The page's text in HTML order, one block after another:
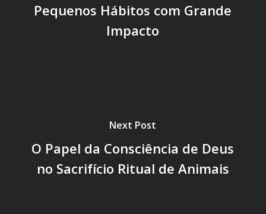
Pequenos Hábitos com Grande
Impacto
Next Post
O Papel da Consciência de Deus
no Sacrifício Ritual de Animais